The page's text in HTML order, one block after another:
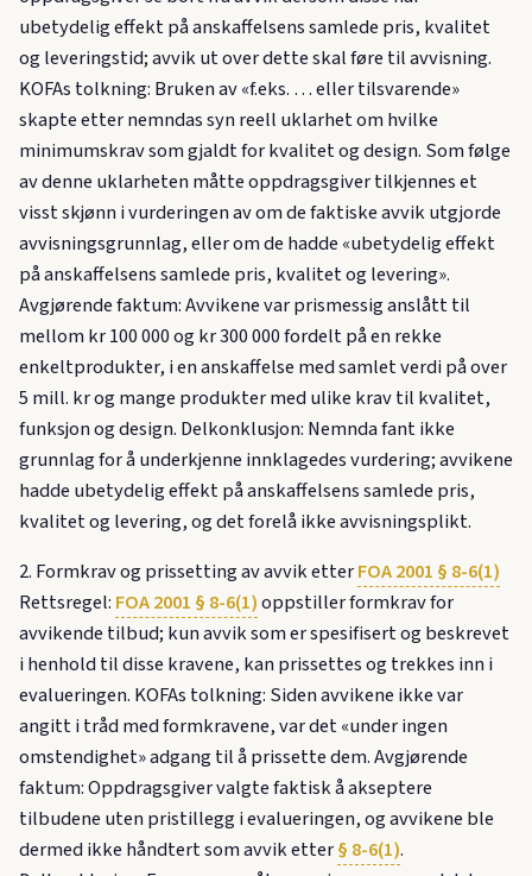
ubetydelig effekt på anskaffelsens samlede pris, kvalitet
og leveringstid; avvik ut over dette skal føre til avvisning.
KOFAs tolkning: Bruken av «f.eks. … eller tilsvarende»
skapte etter nemndas syn reell uklarhet om hvilke
minimumskrav som gjaldt for kvalitet og design. Som følge
av denne uklarheten måtte oppdragsgiver tilkjennes et
visst skjønn i vurderingen av om de faktiske avvik utgjorde
avvisningsgrunnlag, eller om de hadde «ubetydelig effekt
på anskaffelsens samlede pris, kvalitet og levering».
Avgjørende faktum: Avvikene var prismessig anslått til
mellom kr 100 000 og kr 300 000 fordelt på en rekke
enkeltprodukter, i en anskaffelse med samlet verdi på over
5 mill. kr og mange produkter med ulike krav til kvalitet,
funksjon og design. Delkonklusjon: Nemnda fant ikke
grunnlag for å underkjenne innklagedes vurdering; avvikene
hadde ubetydelig effekt på anskaffelsens samlede pris,
kvalitet og levering, og det forelå ikke avvisningsplikt.
2. Formkrav og prissetting av avvik etterFOA 2001 § 8-6(1)
Rettsregel: FOA 2001 § 8-6(1)oppstiller formkrav for
avvikende tilbud; kun avvik som er spesifisert og beskrevet
i henhold til disse kravene, kan prissettes og trekkes inn i
evalueringen. KOFAs tolkning: Siden avvikene ikke var
angitt i tråd med formkravene, var det «under ingen
omstendighet» adgang til å prissette dem. Avgjørende
faktum: Oppdragsgiver valgte faktisk å akseptere
tilbudene uten pristillegg i evalueringen, og avvikene ble
dermed ikke håndtert som avvik etter§ 8-6(1).